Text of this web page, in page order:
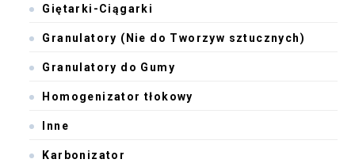
Giętarki-Ciągarki
Granulatory (Nie do Tworzyw sztucznych)
Granulatory do Gumy
Homogenizator tłokowy
Inne
Karbonizator